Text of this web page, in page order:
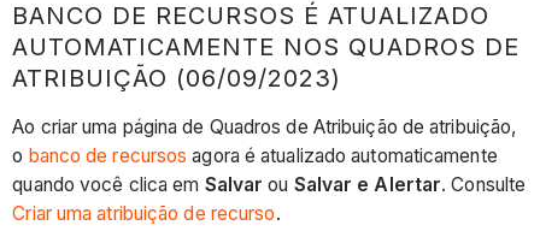
recursos
é
atualizado
nos
quadros
de
atribuição
BANCO DE RECURSOS É ATUALIZADO
AUTOMATICAMENTE NOS QUADROS DE
ATRIBUIÇÃO (06/09/2023)
Ao criar uma página de Quadros de Atribuição de atribuição,
o banco de recursos agora é atualizado automaticamente
quando você clica em Salvar ou Salvar e Alertar. Consulte
Criar uma atribuição de recurso.